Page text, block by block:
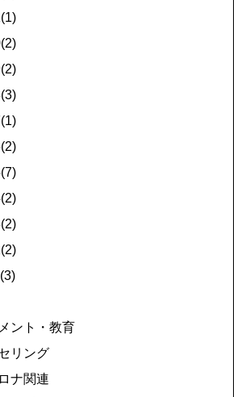
ント・教育
リング
ナ関連